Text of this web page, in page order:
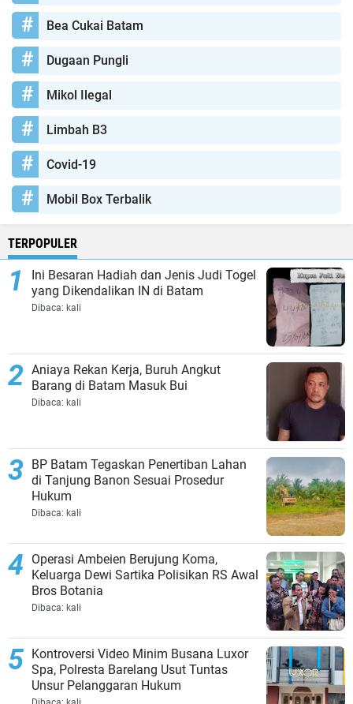
Bea Cukai Batam
Dugaan Pungli
Mikol Ilegal
Limbah B3
Covid-19
Mobil Box Terbalik
TERPOPULER
Ini Besaran Hadiah dan Jenis Judi Togel
yang Dikendalikan IN di Batam
Dibaca: kali
Aniaya Rekan Kerja, Buruh Angkut
Barang di Batam Masuk Bui
Dibaca: kali
BP Batam Tegaskan Penertiban Lahan
di Tanjung Banon Sesuai Prosedur
Hukum
Dibaca: kali
Operasi Ambeien Berujung Koma,
Keluarga Dewi Sartika Polisikan RS Awal
Bros Botania
Dibaca: kali
Kontroversi Video Minim Busana Luxor
Spa, Polresta Barelang Usut Tuntas
Unsur Pelanggaran Hukum